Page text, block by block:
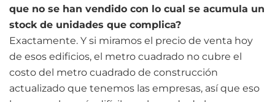
que no se han vendido con lo cual se acumula un
stock de unidades que complica?
Exactamente. Y si miramos el precio de venta hoy
de esos edificios, el metro cuadrado no cubre el
costo del metro cuadrado de construcción
actualizado que tenemos las empresas, así que eso